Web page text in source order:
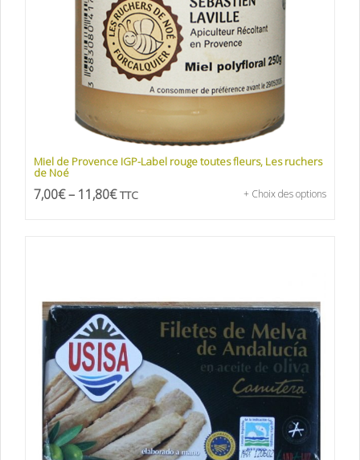
Miel de Provence IGP-Label rouge toutes fleurs, Les ruchers
de Noé
7,00€– 11,80€ TTC + Choix des options